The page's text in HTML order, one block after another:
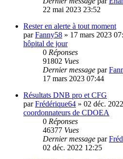
22 mai 2023 23:52
Rester en alerte à tout moment
parFanny58 » 17 mars 2023
hôpital de jour
0 Réponses
91802 Vues
Dernier message par
17 mars 2023 07:44
Résultats DNB pro et CFG
parFrédérique64 » 02 déc.
coordonnateurs de CDOEA
0 Réponses
46377 Vues
Dernier message par
02 déc. 2022 12:25